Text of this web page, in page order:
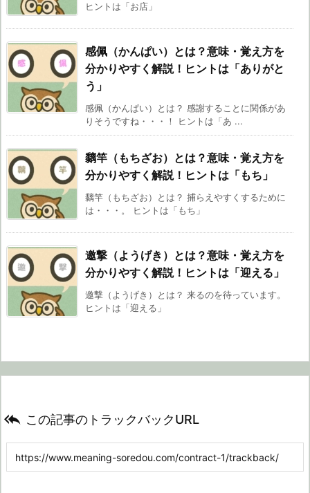
ヒントは「お店」
感佩（かんぱい）とは？意味・覚え方を
分かりやすく解説！ヒントは「ありがと
う」
感佩（かんぱい）とは？ 感謝することに関係があ
りそうですね・・・！ ヒントは「あ ...
黐竿（もちざお）とは？意味・覚え方を
分かりやすく解説！ヒントは「もち」
黐竿（もちざお）とは？ 捕らえやすくするために
は・・・。 ヒントは「もち」
邀撃（ようげき）とは？意味・覚え方を
分かりやすく解説！ヒントは「迎える」
邀撃（ようげき）とは？ 来るのを待っています。
ヒントは「迎える」
 この記事のトラックバックURL